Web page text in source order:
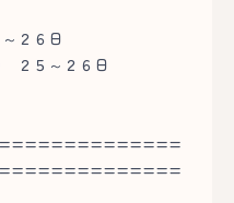
２６日
５～２６日